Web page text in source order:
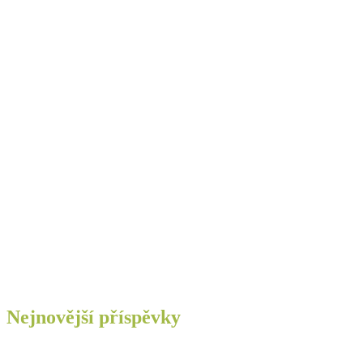
Nejnovější příspěvky